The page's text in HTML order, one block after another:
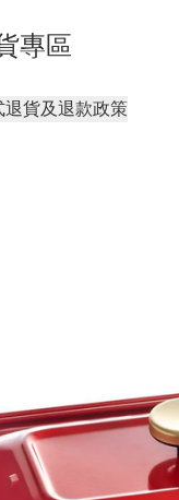
專區
退貨及退款政策